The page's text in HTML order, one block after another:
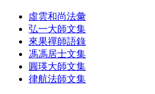
虛雲和尚法彙
弘一大師文集
來果禪師語錄
馮馮居士文集
圓瑛大師文集
律航法師文集